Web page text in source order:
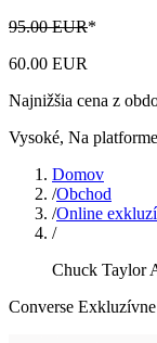
95.00 EUR*
60.00 EUR
Najnižšia cena z
Vysoké, Na platforme
Domov
/Obchod
/Online
/
Chuck Taylor
Converse Exkluzívne